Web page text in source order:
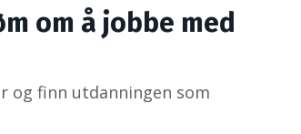
om å jobbe med
og finn utdanningen som